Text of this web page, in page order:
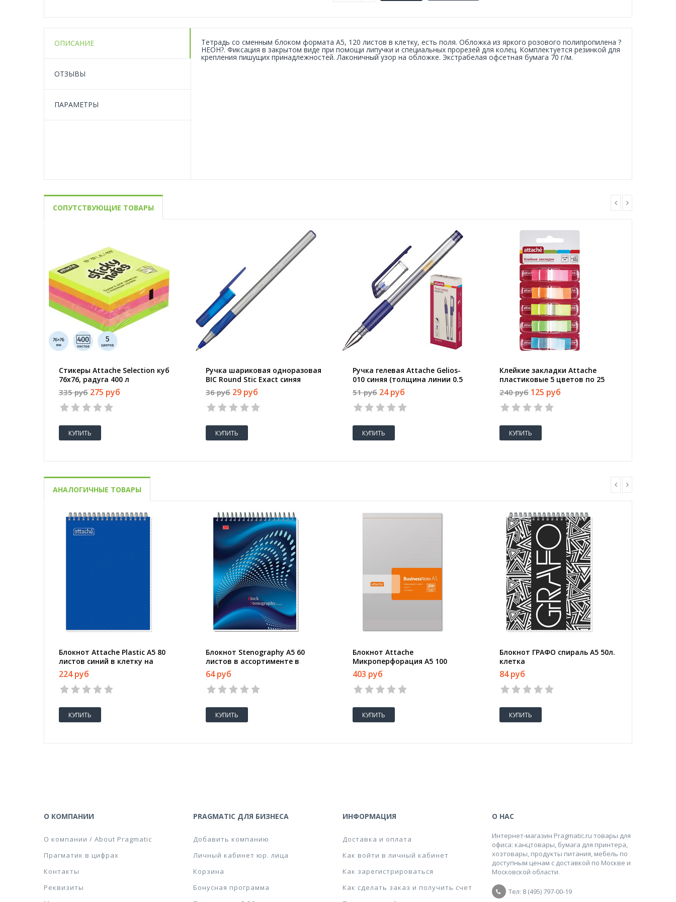
ОПИСАНИЕ
ОТЗЫВЫ
ПАРАМЕТРЫ
Тетрадь со сменным блоком формата А5, 120 листов в клетку, есть поля. Обложка из яркого розового полипропилена ?
НЕОН?. Фиксация в закрытом виде при помощи липучки и специальных прорезей для колец. Комплектуется резинкой для
крепления пишущих принадлежностей. Лаконичный узор на обложке. Экстрабелая офсетная бумага 70 г/м.
СОПУТСТВУЮЩИЕ ТОВАРЫ
Стикеры Attache Selection куб
76х76, радуга 400 л
335 руб 275 руб
КУПИТЬ
Ручка шариковая одноразовая
BIC Round Stic Exact синяя
(толщина линии 0.28 мм)
36 руб 29 руб
КУПИТЬ
Ручка гелевая Attache Gelios-
010 синяя (толщина линии 0.5
мм)
51 руб 24 руб
КУПИТЬ
Клейкие закладки Attache
пластиковые 5 цветов по 25
листов 12x45 мм в диспенсерах
240 руб 125 руб
КУПИТЬ
АНАЛОГИЧНЫЕ ТОВАРЫ
Блокнот Attache Plastic А5 80
листов синий в клетку на
спирали (150x210 мм)
224 руб
КУПИТЬ
Блокнот Stenography А5 60
листов в ассортименте в
клетку на спирали (145х203 мм)
64 руб
КУПИТЬ
Блокнот Attache
Микроперфорация А5 100
листов серебристый в клетку
на склейке (143х212 мм)
403 руб
КУПИТЬ
Блокнот ГРАФО спираль А5 50л.
клетка
84 руб
КУПИТЬ
1 2 3 4 1 2 3 4 1 2 3 4 1 2 3 4
О КОМПАНИИ
О компании / About Pragmatic
Прагматик в цифрах
Контакты
Реквизиты
PRAGMATIC ДЛЯ БИЗНЕСА
Добавить компанию
Личный кабинет юр. лица
Корзина
Бонусная программа
ИНФОРМАЦИЯ
Доставка и оплата
Как войти в личный кабинет
Как зарегистрироваться
Как сделать заказ и получить счет
О НАС
Интернет-магазин Pragmatic.ru товары для
офиса: канцтовары, бумага для принтера,
хозтовары, продукты питания, мебель по
доступным ценам с доставкой по Москве и
Московской области.
Тел: 8 (495) 797-00-19